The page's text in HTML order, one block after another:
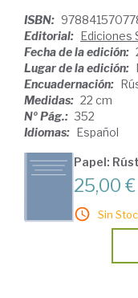
ISBN:
Editorial: Ediciones
Fecha de la edición:
Lugar de la edición:
Encuadernación:
Medidas: 22 cm
Nº Pág.: 352
Idiomas: Español
Papel:
25,00 €
Sin